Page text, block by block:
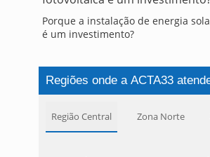
Porque a instalação de energia
é um investimento?
Regiões onde a ACTA33
Região Central Zona Norte